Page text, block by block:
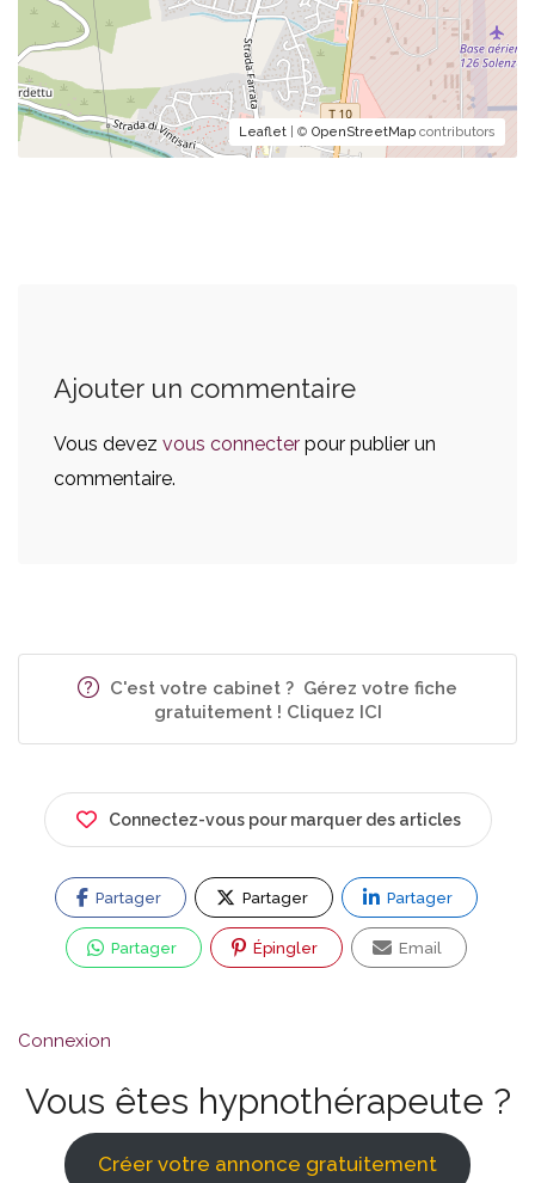
Leaflet | © OpenStreetMap contributors
Ajouter un commentaire
Vous devez vous connecter pour publier un
commentaire.
C'est votre cabinet ? Gérez votre fiche
gratuitement ! Cliquez ICI
Connectez-vous pour marquer des articles
Partager Partager Partager
Partager Épingler Email
Connexion
Vous êtes hypnothérapeute ?
Créer votre annonce gratuitement